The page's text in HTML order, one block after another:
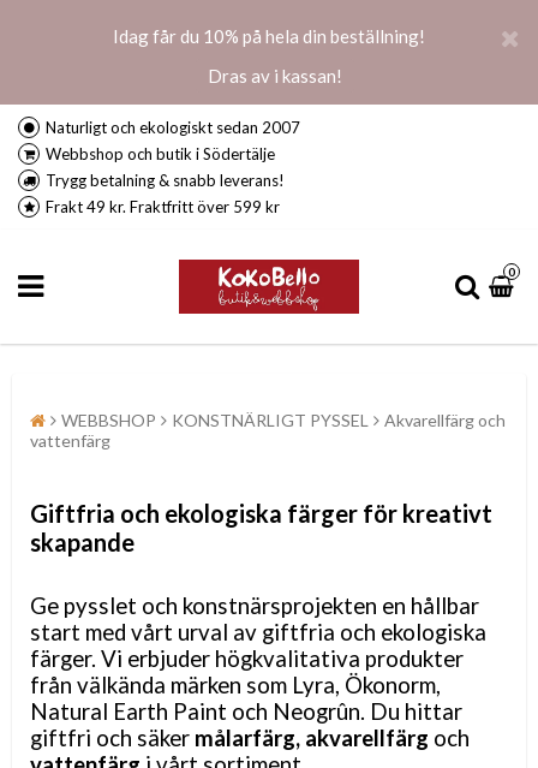
Idag får du 10% på hela din beställning!
Dras av i kassan!
Naturligt och ekologiskt sedan 2007
Webbshop och butik i Södertälje
Trygg betalning & snabb leverans!
Frakt 49 kr. Fraktfritt över 599 kr
0
WEBBSHOP KONSTNÄRLIGT PYSSEL
Akvarellfärg och
vattenfärg
Giftfria och ekologiska färger för kreativt
skapande
Ge pysslet och konstnärsprojekten en hållbar
start med vårt urval av giftfria och ekologiska
färger. Vi erbjuder högkvalitativa produkter
från välkända märken som Lyra, Ökonorm,
Natural Earth Paint och Neogrûn. Du hittar
giftfri och säker målarfärg, akvarellfärg och